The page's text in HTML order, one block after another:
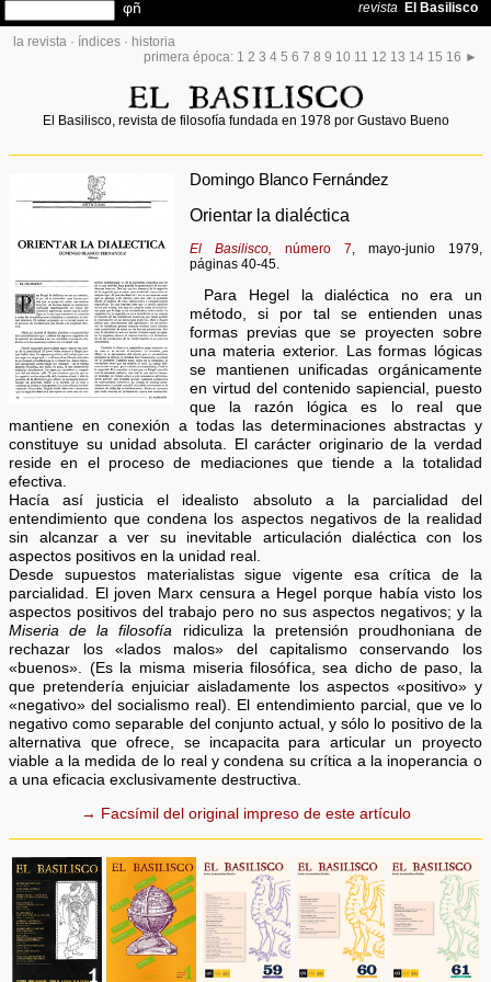
la revista · índices · historia
primera época: 1 2 3 4 5 6 7 8 9 10 11 12 13 14 15 16 ►
El Basilisco, revista de filosofía fundada en 1978 por Gustavo Bueno
Domingo Blanco Fernández
Orientar la dialéctica
El Basilisco, número 7, mayo-junio 1979,
páginas 40-45.
Para Hegel la dialéctica no era un
método, si por tal se entienden unas
formas previas que se proyecten sobre
una materia exterior. Las formas lógicas
se mantienen unificadas orgánicamente
en virtud del contenido sapiencial, puesto
que la razón lógica es lo real que
mantiene en conexión a todas las determinaciones abstractas y
constituye su unidad absoluta. El carácter originario de la verdad
reside en el proceso de mediaciones que tiende a la totalidad
efectiva.
Hacía así justicia el idealisto absoluto a la parcialidad del
entendimiento que condena los aspectos negativos de la realidad
sin alcanzar a ver su inevitable articulación dialéctica con los
aspectos positivos en la unidad real.
Desde supuestos materialistas sigue vigente esa crítica de la
parcialidad. El joven Marx censura a Hegel porque había visto los
aspectos positivos del trabajo pero no sus aspectos negativos; y la
Miseria de la filosofía ridiculiza la pretensión proudhoniana de
rechazar los «lados malos» del capitalismo conservando los
«buenos». (Es la misma miseria filosófica, sea dicho de paso, la
que pretendería enjuiciar aisladamente los aspectos «positivo» y
«negativo» del socialismo real). El entendimiento parcial, que ve lo
negativo como separable del conjunto actual, y sólo lo positivo de la
alternativa que ofrece, se incapacita para articular un proyecto
viable a la medida de lo real y condena su crítica a la inoperancia o
a una eficacia exclusivamente destructiva.
→ Facsímil del original impreso de este artículo